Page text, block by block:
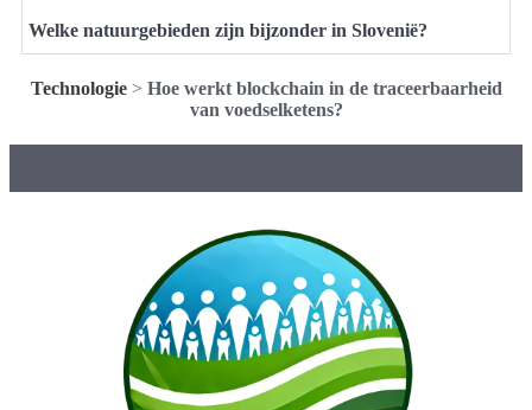
Welke natuurgebieden zijn bijzonder in Slovenië?
Technologie> Hoe werkt blockchain in de traceerbaarheid
van voedselketens?